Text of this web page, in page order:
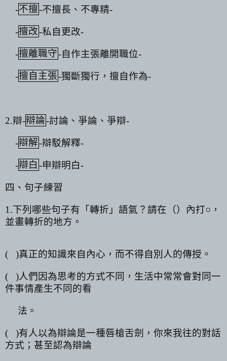
-不擅-不擅長、不專精-
-擅改-私自更改-
-擅離職守-自作主張離開職位-
-擅自主張-獨斷獨行，擅自作為-
2.辯-辯論-討論、爭論、爭辯-
-辯解-辯駁解釋-
-辯白 -申辯明白-
四、句子練習
1.下列哪些句子有「轉折」語氣？請在（）內打○，
並畫轉折的地方。
( )真正的知識來自內心，而不得自別人的傳授。
( )人們因為思考的方式不同，生活中常常會對同一
件事情產生不同的看
法。
( )有人以為辯論是一種唇槍舌劍，你來我往的對話
方式；甚至認為辯論